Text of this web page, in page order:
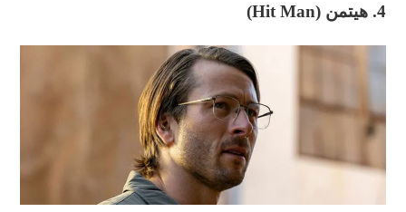
4. هیتمن (Hit Man)